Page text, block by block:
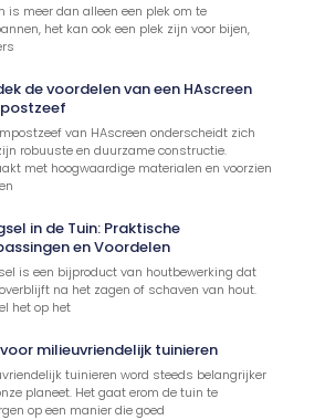
is meer dan alleen een plek om te
het kan ook een plek zijn voor bijen,
de voordelen van een HAscreen
van HAscreen onderscheidt zich
robuuste en duurzame constructie.
met hoogwaardige materialen en voorzien
in de Tuin: Praktische
en Voordelen
is een bijproduct van houtbewerking dat
na het zagen of schaven van hout.
het op het
milieuvriendelijk tuinieren
tuinieren word steeds belangrijker
planeet. Het gaat erom de tuin te
op een manier die goed